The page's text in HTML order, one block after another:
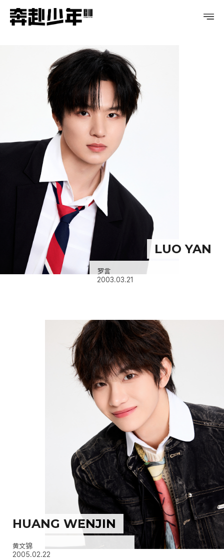
PROFILE
DISCOGRAPHY
GALLERY
NOTICE
LUO YAN
罗言
2003.03.21
HUANG WENJIN
黄文锦
2005.02.22